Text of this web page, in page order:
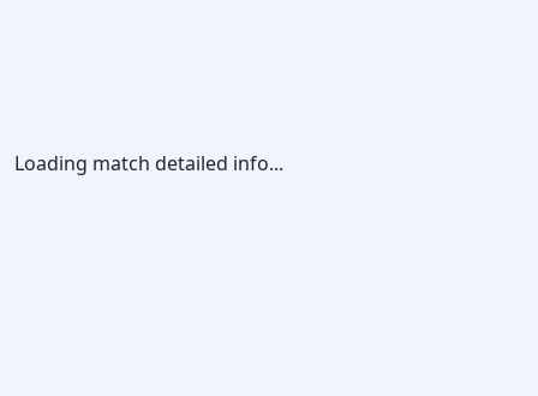
Loading match detailed info...